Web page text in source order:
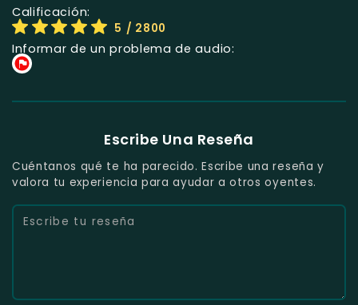
Calificación:
5 / 2800
Informar de un problema de audio:
Escribe Una Reseña
Cuéntanos qué te ha parecido. Escribe una reseña y
valora tu experiencia para ayudar a otros oyentes.